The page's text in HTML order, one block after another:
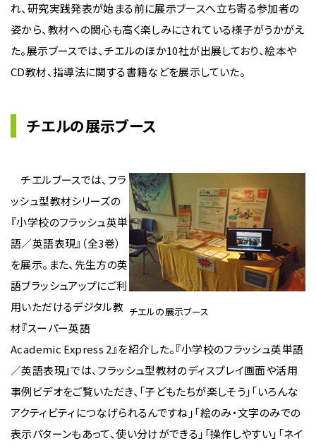
れ、研究実践発表が始まる前に展示ブースへ立ち寄る参加者の
姿から、教材への関心も高く楽しみにされている様子がうかがえ
た。展示ブースでは、チエルのほか10社が出展しており、絵本や
CD教材、指導法に関する書籍などを展示していた。
チエルの展示ブース
チエルの展示ブース
チエルブースでは、フラ
ッシュ型教材シリーズの
『小学校のフラッシュ英単
語／英語表現』（全3巻）
を展示。また、先生方の英
語ブラッシュアップにご利
用いただけるデジタル教
材『スーパー英語
Academic Express 2』を紹介した。『小学校のフラッシュ英単語
／英語表現』では、フラッシュ型教材のディスプレイ画面や活用
事例ビデオをご覧いただき、「子どもたちが楽しそう」「いろんな
アクティビティにつなげられるんですね」「絵のみ・文字のみでの
表示パターンもあって、使い分けができる」「操作しやすい」「ネイ